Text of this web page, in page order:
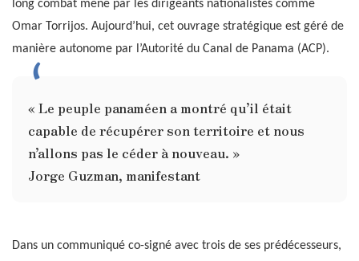
long combat mené par les dirigeants nationalistes comme
Omar Torrijos. Aujourd’hui, cet ouvrage stratégique est géré de
manière autonome par l’Autorité du Canal de Panama (ACP).
« Le peuple panaméen a montré qu’il était
capable de récupérer son territoire et nous
n’allons pas le céder à nouveau. »
Jorge Guzman, manifestant
Dans un communiqué co-signé avec trois de ses prédécesseurs,